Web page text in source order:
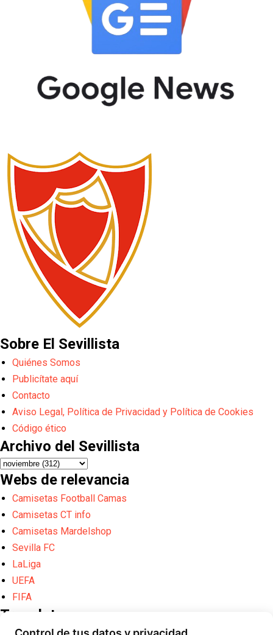
Sobre El Sevillista
Quiénes Somos
Publicítate aquí
Contacto
Aviso Legal, Política de Privacidad y Política de Cookies
Código ético
Archivo del Sevillista
Webs de relevancia
Camisetas Football Camas
Camisetas CT info
Camisetas Mardelshop
Sevilla FC
LaLiga
UEFA
FIFA
Translate